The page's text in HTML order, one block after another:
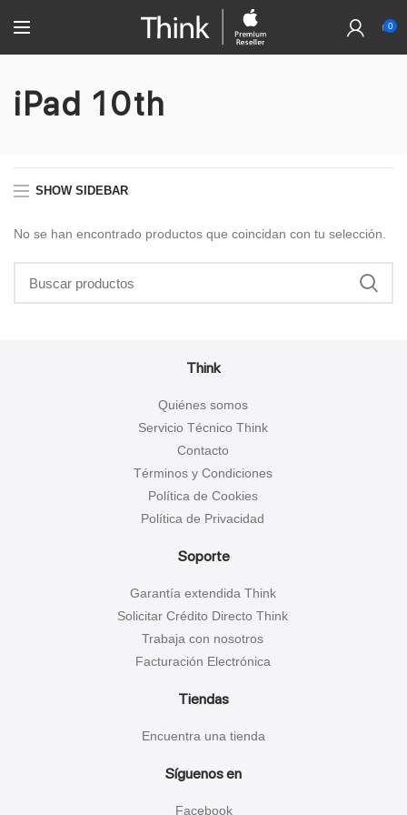
0
iPad 10th
SHOW SIDEBAR
No se han encontrado productos que coincidan con tu selección.
Think
Quiénes somos
Servicio Técnico Think
Contacto
Términos y Condiciones
Política de Cookies
Política de Privacidad
Soporte
Garantía extendida Think
Solicitar Crédito Directo Think
Trabaja con nosotros
Facturación Electrónica
Tiendas
Encuentra una tienda
Síguenos en
Facebook